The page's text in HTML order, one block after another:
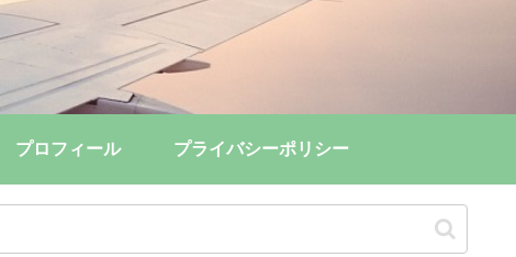
プロフィール プライバシーポリシー